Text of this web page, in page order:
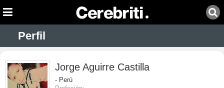
Perfil
Jorge Aguirre Castilla
- Perú